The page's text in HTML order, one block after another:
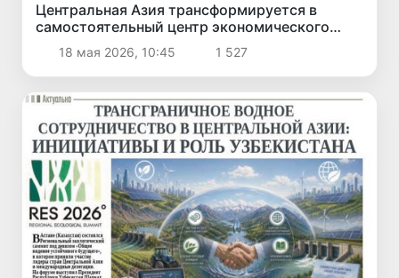
Центральная Азия трансформируется в
самостоятельный центр экономического
роста и логистической связанности Евразии
18 мая 2026, 10:45 1 527